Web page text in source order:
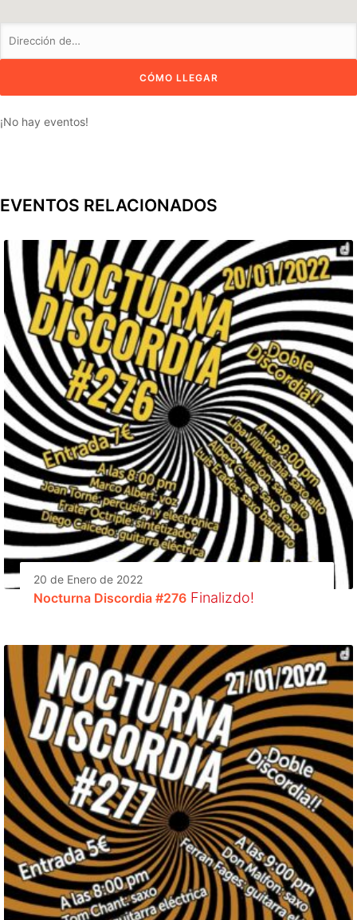
¡No hay eventos!
EVENTOS RELACIONADOS
20 de Enero de 2022
Nocturna Discordia #276 Finalizdo!